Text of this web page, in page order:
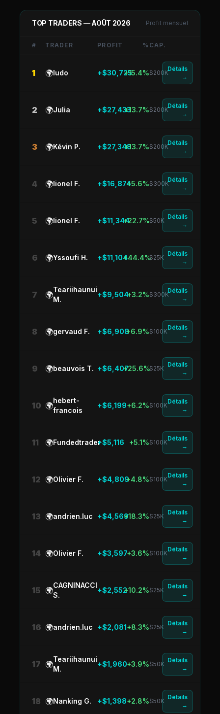
TOP TRADERS —AOÛT 2026 Profit mensuel
# TRADER PROFIT % CAP.
1 🌍ludo +$30,725+15.4%$200K
Détails
→
2 🌍Julia +$27,433+13.7%$200K
Détails
→
3 🌍Kévin P. +$27,348+13.7%$200K
Détails
→
4 🌍lionel F. +$16,874+5.6%$300K
Détails
→
5 🌍lionel F. +$11,344+22.7%$50K
Détails
→
6 🌍Yssoufi H. +$11,104+44.4%$25K
Détails
→
7 🌍
Teariihaunui
M.
+$9,504+3.2%$300K
Détails
→
8 🌍gervaud F. +$6,908+6.9%$100K
Détails
→
9 🌍beauvois T. +$6,407+25.6%$25K
Détails
→
10 🌍
hebert-
francois
+$6,199+6.2%$100K
Détails
→
11 🌍Fundedtrader+$5,116 +5.1%$100K
Détails
→
12 🌍Olivier F. +$4,809+4.8%$100K
Détails
→
13 🌍andrien.luc +$4,569+18.3%$25K
Détails
→
14 🌍Olivier F. +$3,597+3.6%$100K
Détails
→
15 🌍
CAGNINACCI
S.
+$2,552+10.2%$25K
Détails
→
16 🌍andrien.luc +$2,081+8.3%$25K
Détails
→
17 🌍
Teariihaunui
M.
+$1,960+3.9%$50K
Détails
→
18 🌍Nanking G. +$1,398+2.8%$50K
Détails
→